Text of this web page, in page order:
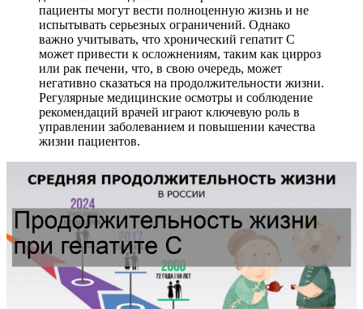
пациенты могут вести полноценную жизнь и не
испытывать серьезных ограничений. Однако
важно учитывать, что хронический гепатит С
может привести к осложнениям, таким как цирроз
или рак печени, что, в свою очередь, может
негативно сказаться на продолжительности жизни.
Регулярные медицинские осмотры и соблюдение
рекомендаций врачей играют ключевую роль в
управлении заболеванием и повышении качества
жизни пациентов.